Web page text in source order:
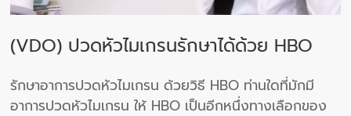
(VDO) ปวดหัวไมเกรนรักษาได้ด้วย HBO
รักษาอาการปวดหัวไมเกรน ด้วยวิธี HBO ท่านใดที่มักมี
อาการปวดหัวไมเกรน ให้ HBO เป็นอีกหนึ่งทางเลือกของ